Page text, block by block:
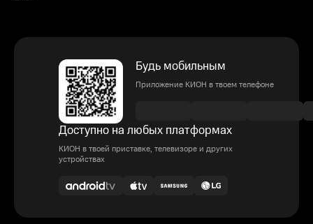
Будь мобильным
Приложение КИОН в твоем телефоне
Доступно на любых платформах
КИОН в твоей приставке, телевизоре и других
устройствах